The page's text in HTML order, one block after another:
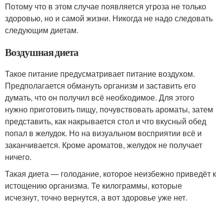
Потому что в этом случае появляется угроза не только
здоровью, но и самой жизни. Никогда не надо следовать
следующим диетам.
Воздушная диета
Такое питание предусматривает питание воздухом.
Предполагается обмануть организм и заставить его
думать, что он получил всё необходимое. Для этого
нужно приготовить пищу, почувствовать ароматы, затем
представить, как накрывается стол и что вкусный обед
попал в желудок. Но на визуальном восприятии всё и
заканчивается. Кроме ароматов, желудок не получает
ничего.
Такая диета — голодание, которое неизбежно приведёт к
истощению организма. Те килограммы, которые
исчезнут, точно вернутся, а вот здоровье уже нет.